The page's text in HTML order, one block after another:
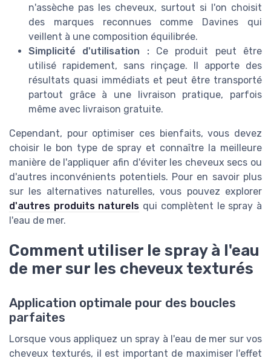
n'assèche pas les cheveux, surtout si l'on choisit
des marques reconnues comme Davines qui
veillent à une composition équilibrée.
Simplicité d'utilisation :Ce produit peut être
utilisé rapidement, sans rinçage. Il apporte des
résultats quasi immédiats et peut être transporté
partout grâce à une livraison pratique, parfois
même avec livraison gratuite.
Cependant, pour optimiser ces bienfaits, vous devez
choisir le bon type de spray et connaître la meilleure
manière de l'appliquer afin d'éviter les cheveux secs ou
d'autres inconvénients potentiels. Pour en savoir plus
sur les alternatives naturelles, vous pouvez explorer
d'autres produits naturels qui complètent le spray à
l'eau de mer.
Comment utiliser le spray à l'eau
de mer sur les cheveux texturés
Application optimale pour des boucles
parfaites
Lorsque vous appliquez un spray à l'eau de mer sur vos
cheveux texturés, il est important de maximiser l'effet